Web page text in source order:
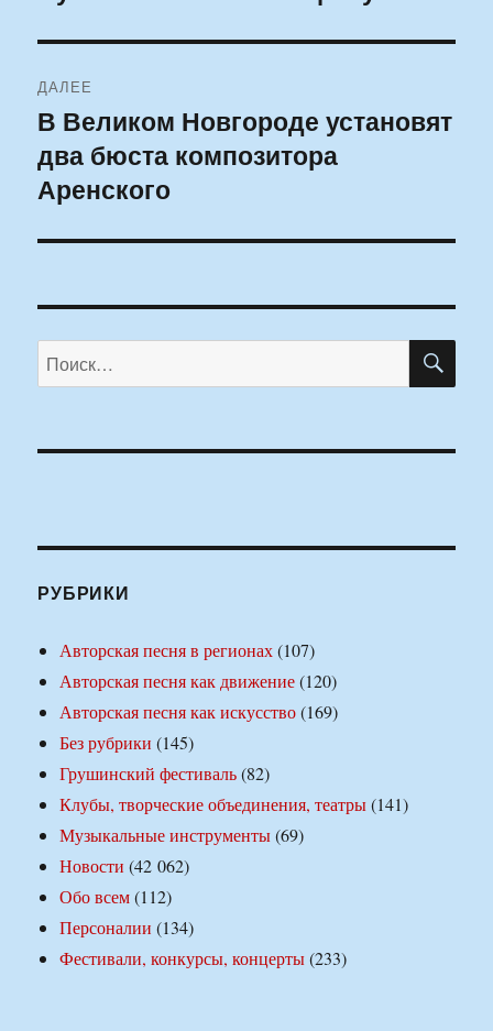
ДАЛЕЕ
Следующая
запись:
В Великом Новгороде установят
два бюста композитора
Аренского
Искать:
РУБРИКИ
Авторская песня в регионах(107)
Авторская песня как движение(120)
Авторская песня как искусство(169)
Без рубрики (145)
Грушинский фестиваль(82)
Клубы, творческие объединения, театры(141)
Музыкальные инструменты(69)
Новости (42 062)
Обо всем(112)
Персоналии (134)
Фестивали, конкурсы, концерты(233)